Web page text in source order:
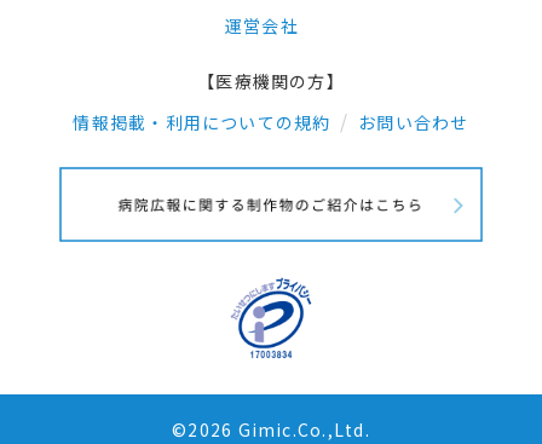
運営会社
【医療機関の方】
情報掲載・利用についての規約
お問い合わせ
©2026 Gimic.Co.,Ltd.